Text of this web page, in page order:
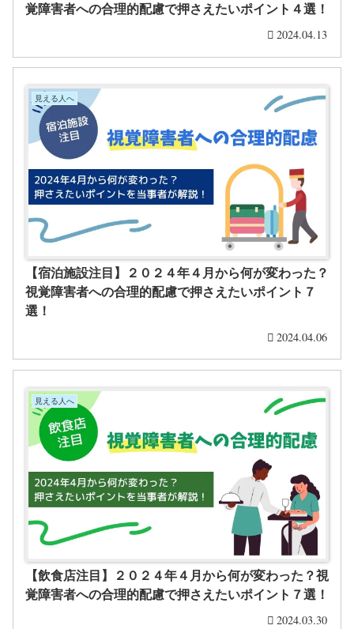
覚障害者への合理的配慮で押さえたいポイント４選！
2024.04.13
見える人へ
【宿泊施設注目】２０２４年４月から何が変わった？
視覚障害者への合理的配慮で押さえたいポイント７
選！
2024.04.06
見える人へ
【飲食店注目】２０２４年４月から何が変わった？視
覚障害者への合理的配慮で押さえたいポイント７選！
2024.03.30